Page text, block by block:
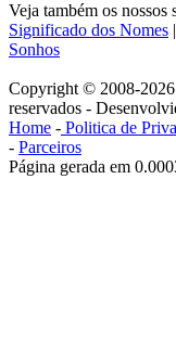
Veja também os nossos
Significado dos Nomes
Sonhos
Copyright © 2008-
reservados -
Home - Politica de
- Parceiros
Página gerada em